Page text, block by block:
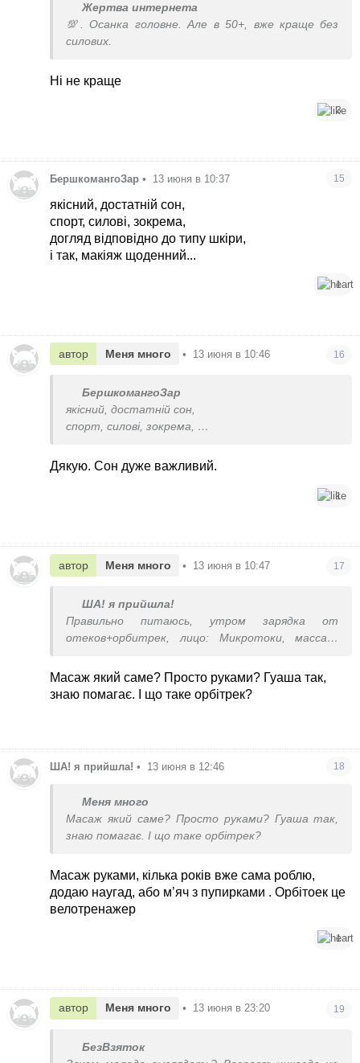
Жертва интернета
💯. Осанка головне. Але в 50+, вже краще без
силових.
Ні не краще
3
БершкомангоЗар • 13 июня в 10:37 15
якісний, достатній сон,
спорт, силові, зокрема,
догляд відповідно до типу шкіри,
і так, макіяж щоденний...
1
автор Меня много • 13 июня в 10:46 16
БершкомангоЗар
якісний, достатній сон,
спорт, силові, зокрема,
і так, макіяж щоденний...
Дякую. Сон дуже важливий.
1
автор Меня много • 13 июня в 10:47 17
ША! я прийшла!
Правильно питаюсь, утром зарядка от
отеков+орбитрек, лицо: Микротоки, массаж,
Масаж який саме? Просто руками? Гуаша так,
знаю помагає. І що таке орбітрек?
ША! я прийшла! • 13 июня в 12:46 18
Меня много
Масаж який саме? Просто руками? Гуаша так,
знаю помагає. І що таке орбітрек?
Масаж руками, кілька років вже сама роблю,
додаю наугад, або мʼяч з пупирками . Орбітоек це
велотренажер
1
автор Меня много • 13 июня в 23:20 19
БезВзяток